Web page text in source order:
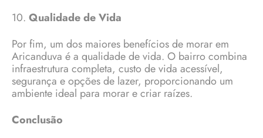
10. Qualidade de Vida
Por fim, um dos maiores benefícios de morar em
Aricanduva é a qualidade de vida. O bairro combina
infraestrutura completa, custo de vida acessível,
segurança e opções de lazer, proporcionando um
ambiente ideal para morar e criar raízes.
Conclusão